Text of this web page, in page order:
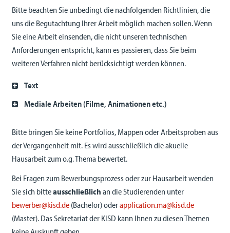
Bitte beachten Sie unbedingt die nachfolgenden Richtlinien, die
uns die Begutachtung Ihrer Arbeit möglich machen sollen. Wenn
Sie eine Arbeit einsenden, die nicht unseren technischen
Anforderungen entspricht, kann es passieren, dass Sie beim
weiteren Verfahren nicht berücksichtigt werden können.
Text
Mediale Arbeiten (Filme, Animationen etc.)
Bitte bringen Sie keine Portfolios, Mappen oder Arbeitsproben aus
der Vergangenheit mit. Es wird ausschließlich die akuelle
Hausarbeit zum o.g. Thema bewertet.
Bei Fragen zum Bewerbungsprozess oder zur Hausarbeit wenden
Sie sich bitteausschließlich an die Studierenden unter
bewerber@kisd.de(Bachelor) oderapplication.ma@kisd.de
(Master). Das Sekretariat der KISD kann Ihnen zu diesen Themen